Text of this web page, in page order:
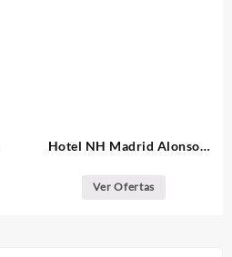
Hotel NH Madrid Alonso
Ver Ofertas